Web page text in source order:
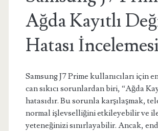
Ağda Kayıtlı
Hatası İncelemesi
Samsung J7 Prime kullanıcıları için
can sıkıcı sorunlardan biri, “Ağda
hatasıdır. Bu sorunla karşılaşmak,
normal işlevselliğini etkileyebilir ve
yeteneğinizi sınırlayabilir. Ancak,